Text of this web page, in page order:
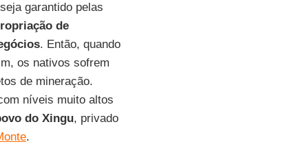
garantido pelas
de
. Então, quando
os nativos sofrem
de mineração.
níveis muito altos
do Xingu, privado
.